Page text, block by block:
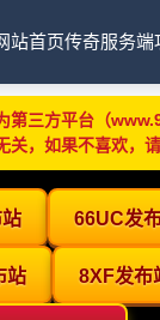
站首页传奇服务端
第三方平台（
关，如果不喜欢，请